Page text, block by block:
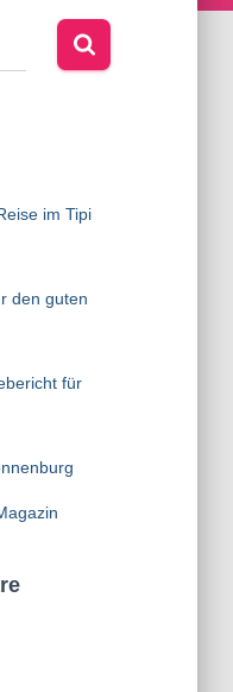
im Tipi
den guten
für